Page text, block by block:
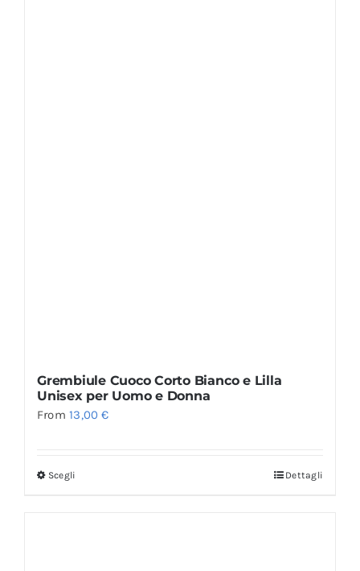
Grembiule Cuoco Corto Bianco e Lilla
Unisex per Uomo e Donna
From13,00€
Scegli Dettagli